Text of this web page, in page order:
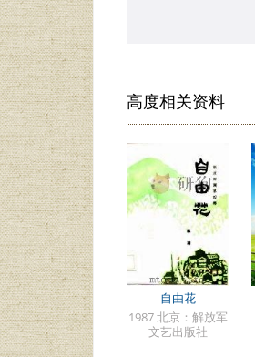
高度相关资料
自由花
1987 北京：解放军
文艺出版社